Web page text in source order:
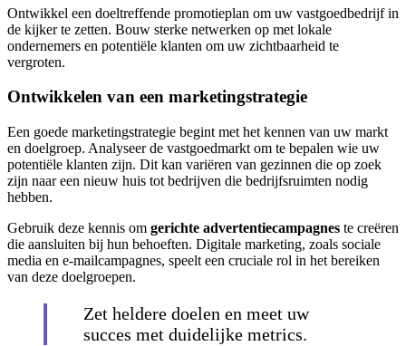
Ontwikkel een doeltreffende promotieplan om uw vastgoedbedrijf in
de kijker te zetten. Bouw sterke netwerken op met lokale
ondernemers en potentiële klanten om uw zichtbaarheid te
vergroten.
Ontwikkelen van een marketingstrategie
Een goede marketingstrategie begint met het kennen van uw markt
en doelgroep. Analyseer de vastgoedmarkt om te bepalen wie uw
potentiële klanten zijn. Dit kan variëren van gezinnen die op zoek
zijn naar een nieuw huis tot bedrijven die bedrijfsruimten nodig
hebben.
Gebruik deze kennis om gerichte advertentiecampagnes te creëren
die aansluiten bij hun behoeften. Digitale marketing, zoals sociale
media en e-mailcampagnes, speelt een cruciale rol in het bereiken
van deze doelgroepen.
Zet heldere doelen en meet uw
succes met duidelijke metrics.